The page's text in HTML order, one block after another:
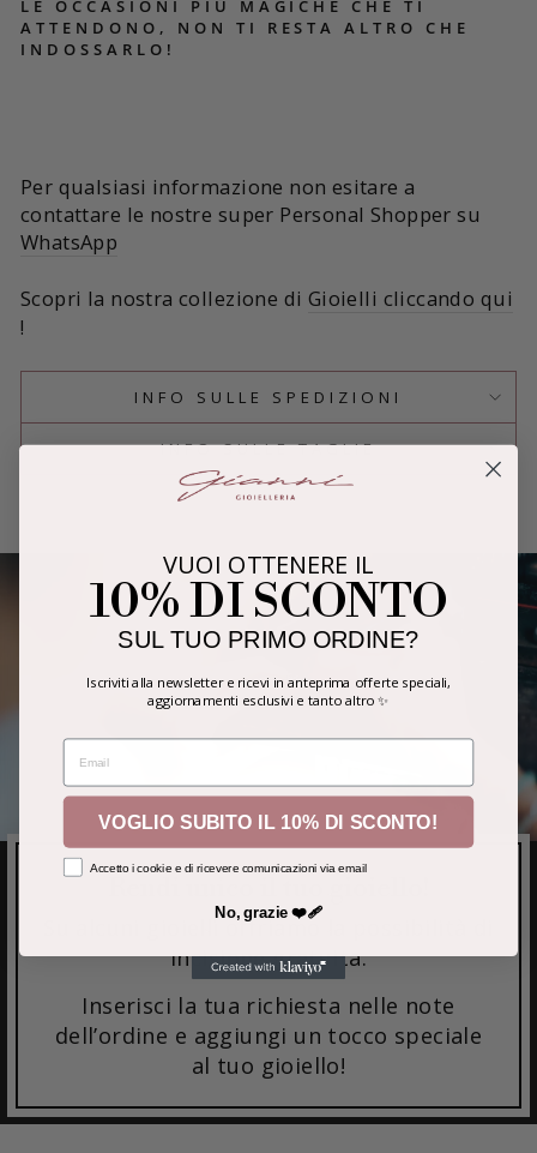
LE OCCASIONI PIÙ MAGICHE CHE TI
ATTENDONO, NON TI RESTA ALTRO CHE
INDOSSARLO!
Per qualsiasi informazione non esitare a
contattare le nostre super Personal Shopper su
WhatsApp
Scopri la nostra collezione di Gioielli cliccando qui
!
INFO SULLE SPEDIZIONI
INFO SULLE TAGLIE
Su alcuni gioielli offriamo la possibilità di
incisione gratuita.
Inserisci la tua richiesta nelle note
dell’ordine e aggiungi un tocco speciale
al tuo gioiello!
VUOI OTTENERE IL
10% DI SCONTO
SUL TUO PRIMO ORDINE?
Iscriviti alla newsletter e ricevi in anteprima offerte speciali,
aggiornamenti esclusivi e tanto altro ✨
EMAIL
VOGLIO SUBITO IL 10% DI SCONTO!
Accetto i cookie e di ricevere comunicazioni via email
No, grazie ❤️‍🩹